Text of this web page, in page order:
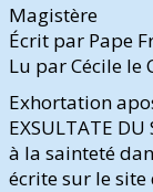
Magistère
Écrit par Pape
Lu par Cécile le
Exhortation
EXSULTATE DU
à la sainteté
écrite sur le